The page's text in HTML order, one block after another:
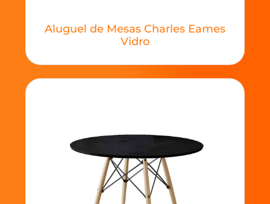
Aluguel de Mesas Charles Eames
Vidro